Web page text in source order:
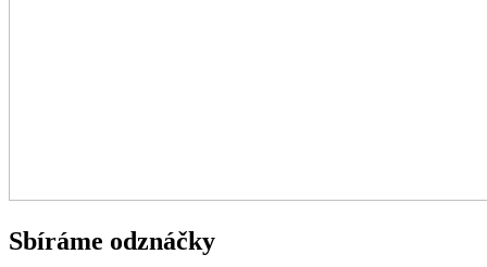
Sbíráme odznáčky